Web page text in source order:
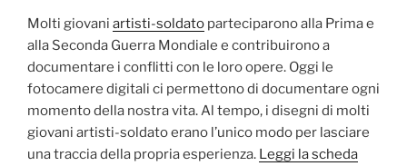
Molti giovani artisti-soldato parteciparono alla Prima e
alla Seconda Guerra Mondiale e contribuirono a
documentare i conflitti con le loro opere. Oggi le
fotocamere digitali ci permettono di documentare ogni
momento della nostra vita. Al tempo, i disegni di molti
giovani artisti-soldato erano l’unico modo per lasciare
una traccia della propria esperienza. Leggi la scheda